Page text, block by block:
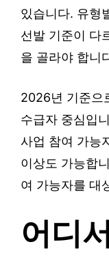
있습니다. 유형
선발 기준이 다
을 골라야 합니
2026년 기준으
수급자 중심입
사업 참여 가능
이상도 가능합
여 가능자를 대
어디